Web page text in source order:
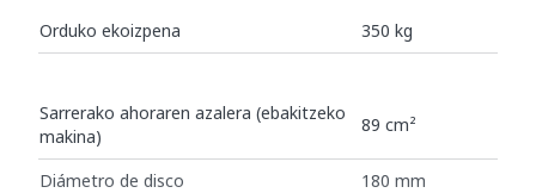
Orduko ekoizpena 350 kg
Sarrerako ahoraren azalera (ebakitzeko
makina)
89 cm²
Diámetro de disco 180 mm